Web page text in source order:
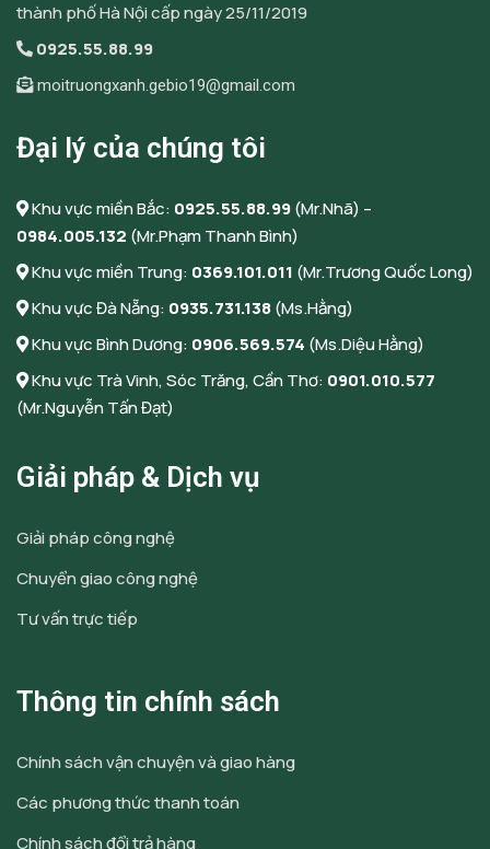
thành phố Hà Nội cấp ngày 25/11/2019
0925.55.88.99
moitruongxanh.gebio19@gmail.com
Đại lý của chúng tôi
Khu vực miền Bắc: 0925.55.88.99(Mr.Nhã) –
0984.005.132 (Mr.Phạm Thanh Bình)
Khu vực miền Trung: 0369.101.011 (Mr.Trương Quốc Long)
Khu vực Đà Nẵng: 0935.731.138(Ms.Hằng)
Khu vực Bình Dương: 0906.569.574 (Ms.Diệu Hằng)
Khu vực Trà Vinh, Sóc Trăng, Cần Thơ: 0901.010.577
(Mr.Nguyễn Tấn Đạt)
Giải pháp & Dịch vụ
Giải pháp công nghệ
Chuyển giao công nghệ
Tư vấn trực tiếp
Thông tin chính sách
Chính sách vận chuyện và giao hàng
Các phương thức thanh toán
Chính sách đổi trả hàng